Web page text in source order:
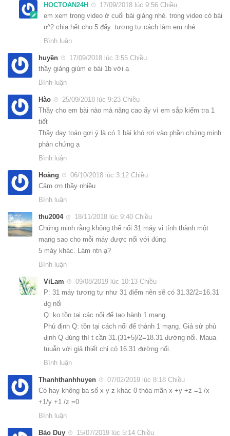
HOCTOAN24H
17/09/2018 lúc 9:56 Chiều
em xem trong video ở cuối bài giảng nhé. trong video có bài
n^2 chia hết cho 5 đấy. tương tự cách làm em nhé
Bình luận
huyền
17/09/2018 lúc 3:55 Chiều
thầy giảng giùm e bài 1b với ạ
Bình luận
Hào
25/09/2018 lúc 9:23 Chiều
Thầy cho em bài nào mà nâng cao ấy vì em sắp kiểm tra 1
tiết
Thầy dạy toán gợi ý là có 1 bài khó rơi vào phần chứng minh
phản chứng ạ
Bình luận
Hoàng
06/10/2018 lúc 3:12 Chiều
Cảm ơn thầy nhiều
Bình luận
thu2004
18/11/2018 lúc 9:40 Chiều
Chứng minh rằng không thể nối 31 máy vi tính thành một
mạng sao cho mỗi máy được nối với đúng
5 máy khác. Làm ntn ạ?
Bình luận
ViLam
09/08/2019 lúc 10:13 Chiều
P: 31 máy tương tự như 31 điểm nên sẽ có 31.32/2=16.31
đg nối
Q: ko tồn tại các nối để tạo hành 1 mạng.
Phủ định Q: tồn tại cách nối để thành 1 mạng. Giả sử phủ
định Q đúng thì t cần 31.(31+5)/2=18.31 đường nối. Maua
tuuẫn với giả thiết chỉ có 16.31 đường nối.
Bình luận
Thanhthanhhuyen
07/02/2019 lúc 8:18 Chiều
Có hay không ba số x y z khác 0 thỏa mãn x +y +z =1 /x
+1/y +1 /z =0
Bình luận
Bảo Duy 15/07/2019 lúc 5:14 Chiều